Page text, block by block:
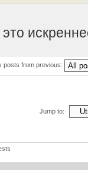
posts from previous:
Jump to: